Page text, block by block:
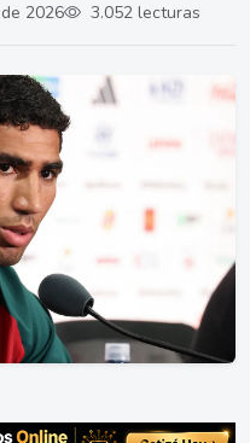
2026 3.052 lecturas